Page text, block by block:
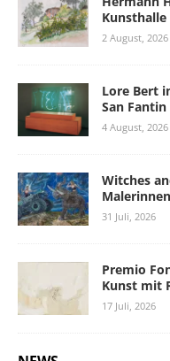
Kunsthalle
2 August, 2026
Lore Bert
San Fantin
4 August, 2026
Witches
31 Juli, 2026
Premio
Kunst mit
17 Juli, 2026